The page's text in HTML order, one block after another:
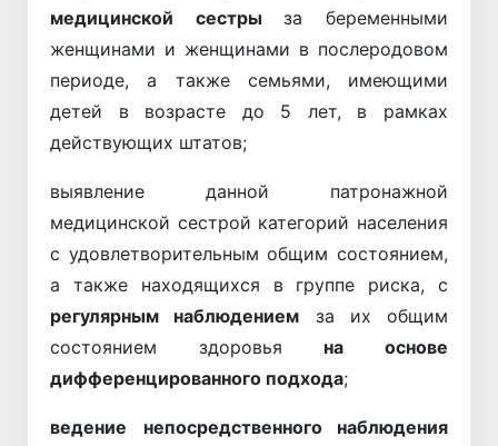
медицинской сестрыза беременными
женщинами и женщинами в послеродовом
периоде, а также семьями, имеющими
детей в возрасте до 5 лет, в рамках
действующих штатов;
выявление данной патронажной
медицинской сестрой категорий населения
с удовлетворительным общим состоянием,
а также находящихся в группе риска, с
регулярным наблюдением за их общим
состоянием здоровья на основе
дифференцированного подхода;
ведение
непосредственного наблюдения